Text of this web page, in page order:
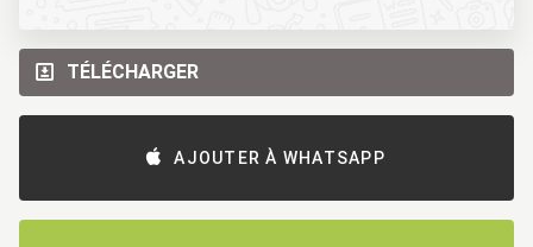
TÉLÉCHARGER
AJOUTER À WHATSAPP